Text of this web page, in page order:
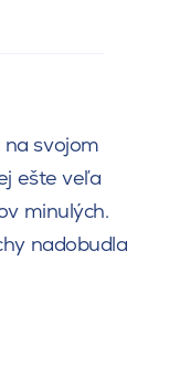
svojom
ešte veľa
minulých.
nadobudla